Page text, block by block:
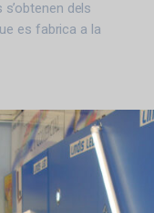
dels
es fabrica a la